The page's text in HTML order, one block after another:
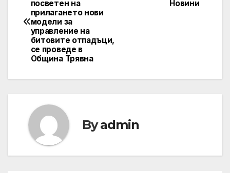
navigation
Новини
посветен на
прилагането нови
модели за
управление на
битовите отпадъци,
се проведе в
Община Трявна
Byadmin